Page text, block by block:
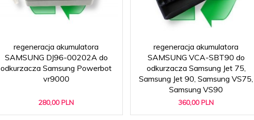
regeneracja akumulatora
SAMSUNG DJ96-00202A do
odkurzacza Samsung Powerbot
vr9000
280,00 PLN
regeneracja akumulatora
SAMSUNG VCA-SBT90 do
odkurzacza Samsung Jet 75,
Samsung Jet 90, Samsung VS75,
Samsung VS90
360,00 PLN